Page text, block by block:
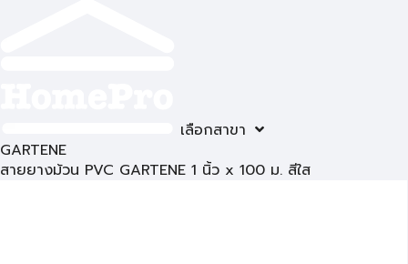
เลือกสาขา
GARTENE
สายยางม้วน PVC GARTENE 1 นิ้ว x 100 ม. สีใส